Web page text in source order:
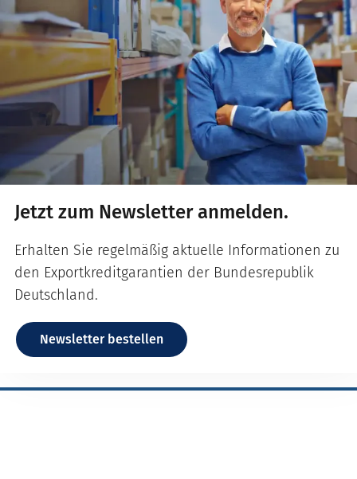
Jetzt zum Newsletter anmelden.
Erhalten Sie regelmäßig aktuelle Informationen zu
den Exportkreditgarantien der Bundesrepublik
Deutschland.
Newsletter bestellen